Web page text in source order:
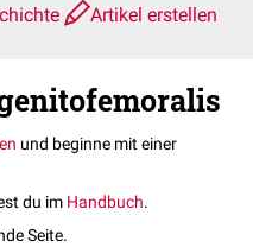
Artikel erstellen
und beginne mit einer
du im Handbuch.
Seite.